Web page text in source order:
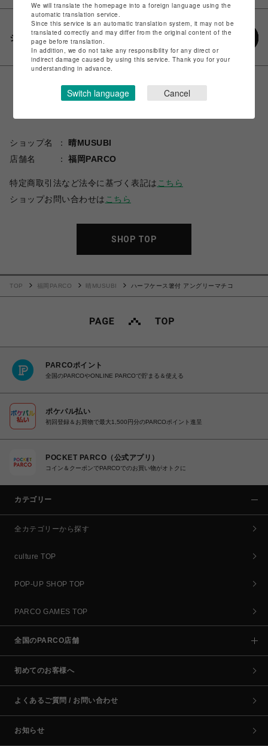
シェアする
ショップ名
晴MUSUBI
店舗名
福岡PARCO
特定商取引法など法令に基づく表記は こちら
ショップお問い合わせは こちら
SHOP TOP
TOP 福岡PARCO 晴MUSUBI ハーフケース箸付 アングリーマチコ
PARCOポイント
全国のPARCOやONLINE PARCOで貯まる＆使える
ポケパル払い
初回登録＆お買物で最大1,500円分のPARCOポイント進呈
POCKET PARCO（公式アプリ）
コイン＆クーポンでPARCOでのお買い物がオトクに
カテゴリー
全カテゴリーから探す
culture TOP
POP-UP SHOP TOP
PARCO GAMES TOP
全国のPARCO店舗
初めてのお客様へ
よくあるご質問 / お問い合わせ
お知らせ
We will translate the homepage into a foreign language using the
automatic translation service.
Since this service is an automatic translation system, it may not be
translated correctly and may differ from the original content of the
page before translation.
In addition, we do not take any responsibility for any direct or
indirect damage caused by using this service. Thank you for your
understanding in advance.
Switch language Cancel